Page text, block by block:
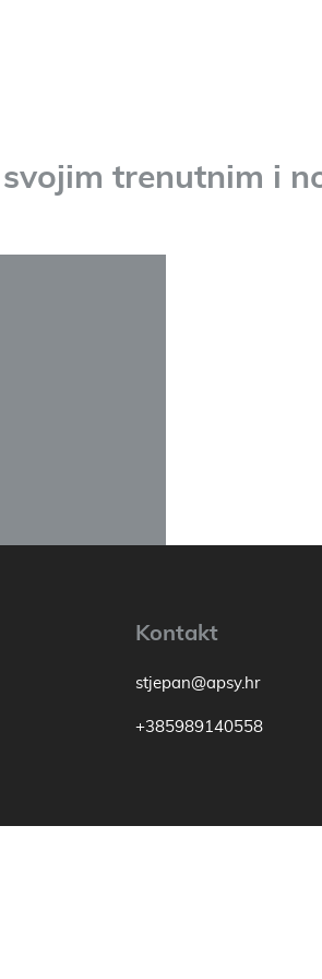
trenutnim i
Kontakt
stjepan@apsy.hr
+385989140558